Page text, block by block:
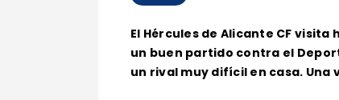
El Hércules de Alicante CF
un buen partido contra el
un rival muy difícil en casa.